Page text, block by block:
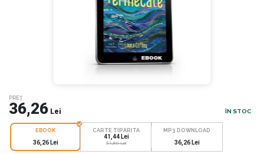
PREȚ
36,26 Lei ÎN STOC
EBOOK
36,26 Lei
CARTE TIPARITA
41,44 Lei
51,80 Lei
MP3 DOWNLOAD
36,26 Lei